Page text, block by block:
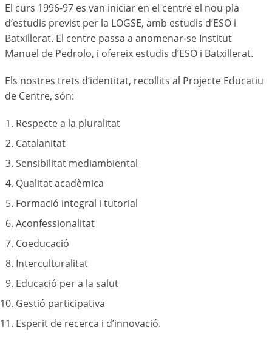
El curs 1996-97 es van iniciar en el centre el nou pla
d’estudis previst per la LOGSE, amb estudis d’ESO i
Batxillerat. El centre passa a anomenar-se Institut
Manuel de Pedrolo, i ofereix estudis d’ESO i Batxillerat.
Els nostres trets d’identitat, recollits al Projecte Educatiu
de Centre, són:
Respecte a la pluralitat
Catalanitat
Sensibilitat mediambiental
Qualitat acadèmica
Formació integral i tutorial
Aconfessionalitat
Coeducació
Interculturalitat
Educació per a la salut
Gestió participativa
Esperit de recerca i d’innovació.